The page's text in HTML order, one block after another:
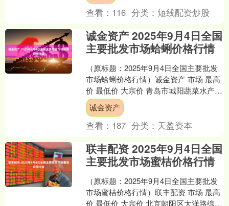
查看： 116 分类： 短线配资炒股
诚金资产 2025年9月4日全国
主要批发市场蛤蜊价格行情
（原标题：2025年9月4日全国主要批发
市场蛤蜊价格行情）诚金资产 市场 最高
价 最低价 大宗价 青岛市城阳蔬菜水产品
批发市场有限公司 12.00 6.00 1....
诚金资产
查看： 187 分类： 天盈资本
联丰配资 2025年9月4日全国
主要批发市场蜜桔价格行情
（原标题：2025年9月4日全国主要批发
市场蜜桔价格行情）联丰配资 市场 最高
价 最低价 大宗价 北京朝阳区大洋路综合